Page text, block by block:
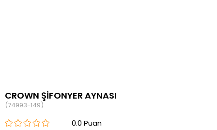
CROWN ŞİFONYER AYNASI
(74993-149)
0.0